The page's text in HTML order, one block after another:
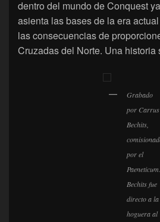
dentro del mundo de Conquest
asienta las bases de la era
las consecuencias de
Cruzadas del Norte. Una historia
Grabado
por Carrus
Bechits,
por el
Paeneticum.
Bechits fue
directo a la
hoguera al